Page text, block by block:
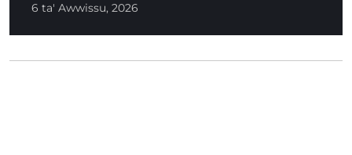
6 ta' Awwissu, 2026